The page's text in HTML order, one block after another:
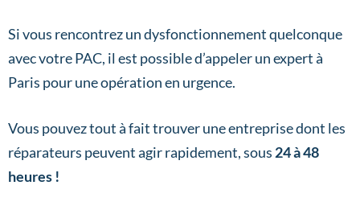
Si vous rencontrez un dysfonctionnement quelconque
avec votre PAC, il est possible d’appeler un expert à
Paris pour une opération en urgence.
Vous pouvez tout à fait trouver une entreprise dont les
réparateurs peuvent agir rapidement, sous 24 à 48
heures !